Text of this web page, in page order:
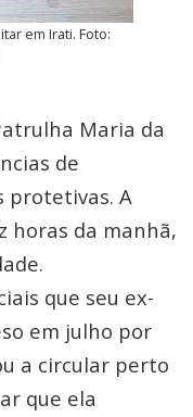
em Irati. Foto:
Maria da
de
protetivas. A
horas da manhã,
que seu ex-
em julho por
a circular perto
que ela